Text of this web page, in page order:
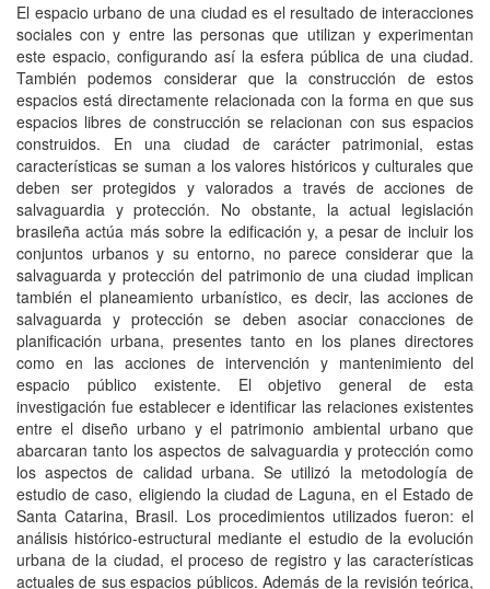
El espacio urbano de una ciudad es el resultado de interacciones
sociales con y entre las personas que utilizan y experimentan
este espacio, configurando así la esfera pública de una ciudad.
También podemos considerar que la construcción de estos
espacios está directamente relacionada con la forma en que sus
espacios libres de construcción se relacionan con sus espacios
construidos. En una ciudad de carácter patrimonial, estas
características se suman a los valores históricos y culturales que
deben ser protegidos y valorados a través de acciones de
salvaguardia y protección. No obstante, la actual legislación
brasileña actúa más sobre la edificación y, a pesar de incluir los
conjuntos urbanos y su entorno, no parece considerar que la
salvaguarda y protección del patrimonio de una ciudad implican
también el planeamiento urbanístico, es decir, las acciones de
salvaguarda y protección se deben asociar conacciones de
planificación urbana, presentes tanto en los planes directores
como en las acciones de intervención y mantenimiento del
espacio público existente. El objetivo general de esta
investigación fue establecer e identificar las relaciones existentes
entre el diseño urbano y el patrimonio ambiental urbano que
abarcaran tanto los aspectos de salvaguardia y protección como
los aspectos de calidad urbana. Se utilizó la metodología de
estudio de caso, eligiendo la ciudad de Laguna, en el Estado de
Santa Catarina, Brasil. Los procedimientos utilizados fueron: el
análisis histórico-estructural mediante el estudio de la evolución
urbana de la ciudad, el proceso de registro y las características
actuales de sus espacios públicos. Además de la revisión teórica,